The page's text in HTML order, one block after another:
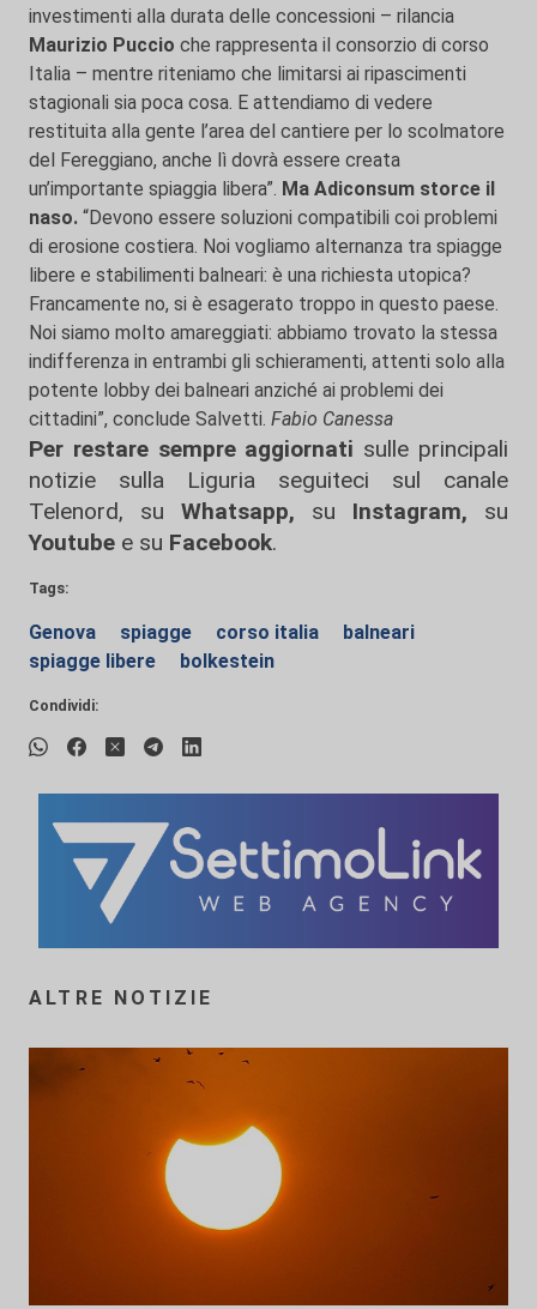
investimenti alla durata delle concessioni – rilancia
Maurizio Puccio che rappresenta il consorzio di corso
Italia – mentre riteniamo che limitarsi ai ripascimenti
stagionali sia poca cosa. E attendiamo di vedere
restituita alla gente l’area del cantiere per lo scolmatore
del Fereggiano, anche lì dovrà essere creata
un’importante spiaggia libera”. Ma Adiconsum storce il
naso. “Devono essere soluzioni compatibili coi problemi
di erosione costiera. Noi vogliamo alternanza tra spiagge
libere e stabilimenti balneari: è una richiesta utopica?
Francamente no, si è esagerato troppo in questo paese.
Noi siamo molto amareggiati: abbiamo trovato la stessa
indifferenza in entrambi gli schieramenti, attenti solo alla
potente lobby dei balneari anziché ai problemi dei
cittadini”, conclude Salvetti. Fabio Canessa
Per restare sempre aggiornati sulle principali
notizie sulla Liguria seguiteci sul canale
Telenord, su
Whatsapp, su Instagram, su
Youtube e su Facebook.
Tags:
Genova spiagge corso italia
balneari
spiagge libere
bolkestein
Condividi:
ALTRE NOTIZIE